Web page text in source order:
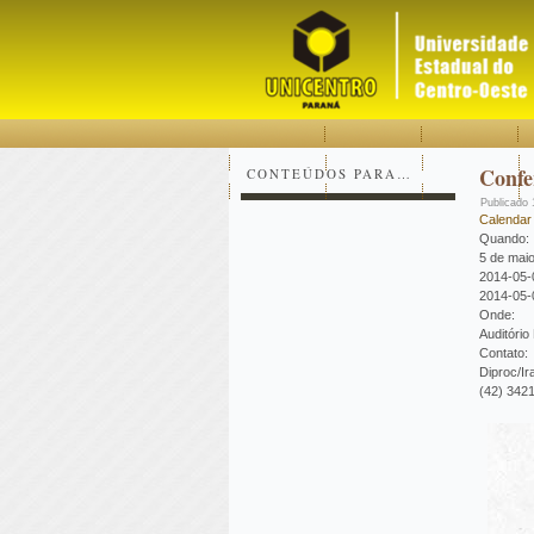
CONTEÚDOS PARA…
Publicado
Calendar
Quando:
5 de
2014-05-
2014-05-
Onde:
Auditório
Contato:
Diproc/
(42)